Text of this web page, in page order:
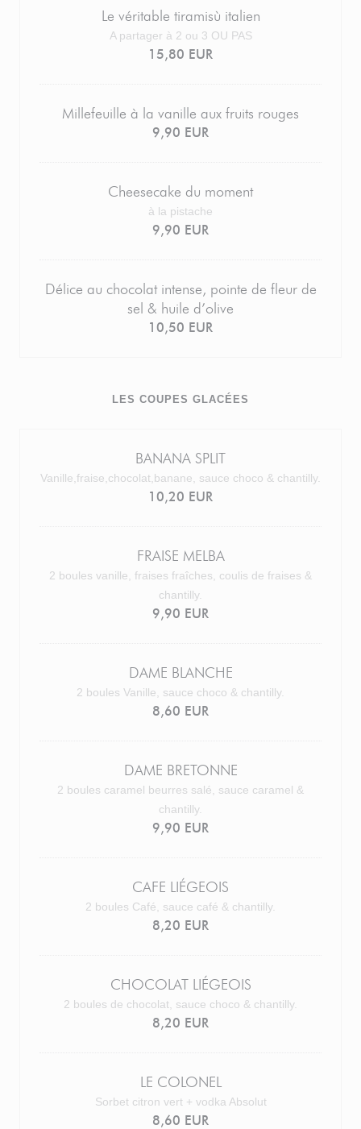
Le véritable tiramisù italien
A partager à 2 ou 3 OU PAS
15,80 EUR
Millefeuille à la vanille aux fruits rouges
9,90 EUR
Cheesecake du moment
à la pistache
9,90 EUR
Délice au chocolat intense, pointe de fleur de
sel & huile d’olive
10,50 EUR
LES COUPES GLACÉES
BANANA SPLIT
Vanille,fraise,chocolat,banane, sauce choco & chantilly.
10,20 EUR
FRAISE MELBA
2 boules vanille, fraises fraîches, coulis de fraises &
chantilly.
9,90 EUR
DAME BLANCHE
2 boules Vanille, sauce choco & chantilly.
8,60 EUR
DAME BRETONNE
2 boules caramel beurres salé, sauce caramel &
chantilly.
9,90 EUR
CAFE LIÉGEOIS
2 boules Café, sauce café & chantilly.
8,20 EUR
CHOCOLAT LIÉGEOIS
2 boules de chocolat, sauce choco & chantilly.
8,20 EUR
LE COLONEL
Sorbet citron vert + vodka Absolut
8,60 EUR